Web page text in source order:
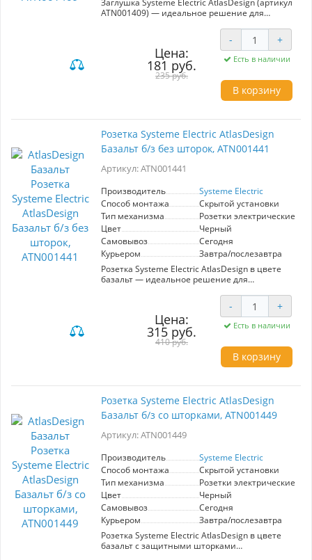
Заглушка Systeme Electric AtlasDesign (артикул
ATN001409) — идеальное решение для
функциональности. Эта накладка в цвете
БАЗАЛЬТ предназначена для закрытия
отверстий в стенах, обеспечивая эстетичный
вид в процессе косметического ремонта.
Изготовленная из высококачественного ABS-
пластика, она устойчиво противостоит
царапинам и УФ-излучению, гарантируя
внешнего вида. Заглушка не требует суппорта
и легко устанавливается, что делает её
отличным выбором для любой комнаты.
Производитель Systeme Electric, известный
изделие, которое не только скрывает
вписывается в интерьер, подчеркивая его
современный дизайн.
Цена:
181 руб.
235 руб.
- +
Есть в наличии
В корзину
Розетка Systeme Electric AtlasDesign
Базальт б/з без шторок, ATN001441
Артикул: ATN001441
Производитель
Systeme Electric
Способ монтажа
Скрытой установки
Тип механизма
Розетки электрические
Цвет
Черный
Самовывоз
Сегодня
Курьером
Завтра/послезавтра
Розетка Systeme Electric AtlasDesign в цвете
базальт — идеальное решение для
надежное подключение электрических
устройств без шторок, что упрощает
использование. Высококачественные
материалы гарантируют долговечность и
безопасность. Стильный дизайн гармонично
впишется в любой интерьер, подчеркивая его
Цена:
315 руб.
410 руб.
- +
Есть в наличии
В корзину
Розетка Systeme Electric AtlasDesign
Базальт б/з со шторками, ATN001449
Артикул: ATN001449
Производитель
Systeme Electric
Способ монтажа
Скрытой установки
Тип механизма
Розетки электрические
Цвет
Черный
Самовывоз
Сегодня
Курьером
Завтра/послезавтра
Розетка Systeme Electric AtlasDesign в цвете
базальт с защитными шторками